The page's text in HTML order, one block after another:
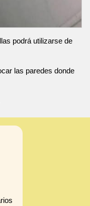
podrá utilizarse de
las paredes donde